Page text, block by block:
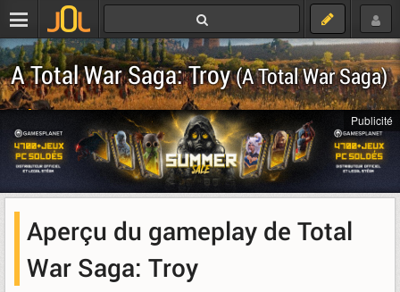
A Total War Saga: Troy(A Total War Saga)
Télécharger Publicité
Aperçu du gameplay de Total
War Saga: Troy